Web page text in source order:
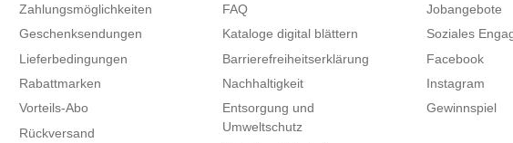
Zahlungsmöglichkeiten
Geschenksendungen
Lieferbedingungen
Rabattmarken
Vorteils-Abo
Rückversand
FAQ
Kataloge digital blättern
Barrierefreiheitserklärung
Nachhaltigkeit
Entsorgung und
Umweltschutz
Jobangebote
Soziales
Facebook
Instagram
Gewinnspiel